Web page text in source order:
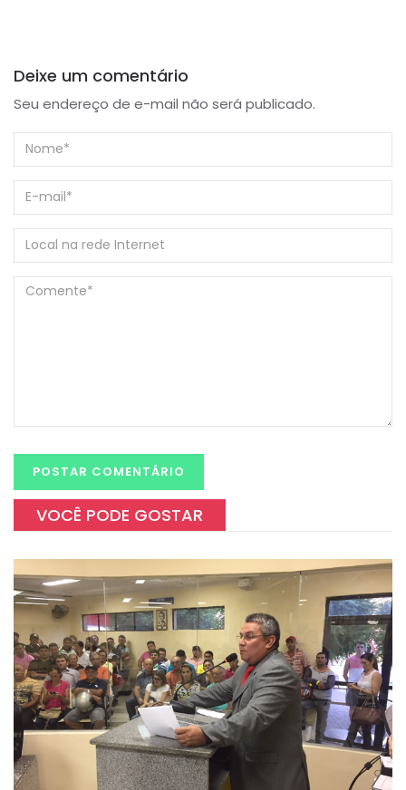
Deixe um comentário
Seu endereço de e-mail não será publicado.
VOCÊ PODE GOSTAR